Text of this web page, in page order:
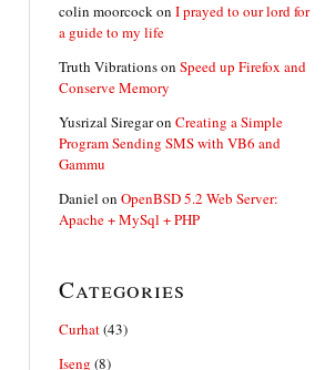
colin moorcockon I prayed to our lord for
a guide to my life
Truth Vibrationson Speed up Firefox and
Conserve Memory
Yusrizal Siregaron Creating a Simple
Program Sending SMS with VB6 and
Gammu
Daniel on OpenBSD 5.2 Web Server:
Apache + MySql + PHP
Categories
Curhat(43)
Iseng (8)